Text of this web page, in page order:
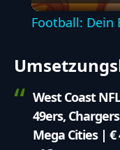
Football: Dein
West Coast
49ers,
Mega Cities | €